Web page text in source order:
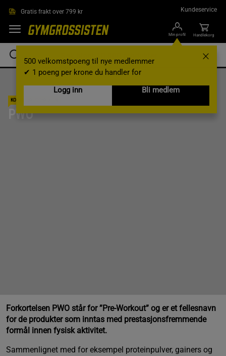
Gratis frakt over 799 kr Kundeservice
Min profil
500 velkomstpoeng til nye medlemmer
✔ 1 poeng per krone du handler for
Logg inn
Bli medlem
Handlekorg
KOSTTILSKUDDSKOLEN
PWO
Forkortelsen PWO står for ”Pre-Workout” og er et fellesnavn
for de produkter som inntas med prestasjonsfremmende
formål innen fysisk aktivitet.
Sammenlignet med for eksempel proteinpulver, gainers og